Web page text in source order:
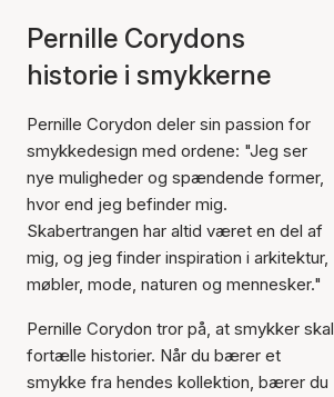
Pernille Corydons
historie i smykkerne
Pernille Corydon deler sin passion for
smykkedesign med ordene: "Jeg ser
nye muligheder og spændende former,
hvor end jeg befinder mig.
Skabertrangen har altid været en del af
mig, og jeg finder inspiration i arkitektur,
møbler, mode, naturen og mennesker."
Pernille Corydon tror på, at smykker skal
fortælle historier. Når du bærer et
smykke fra hendes kollektion, bærer du